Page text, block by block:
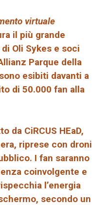
virtuale
il più grande
Oli Sykes e soci
Parque della
esibiti davanti a
di 50.000 fan alla
da CiRCUS HEaD,
riprese con droni
I fan saranno
coinvolgente e
l’energia
secondo un